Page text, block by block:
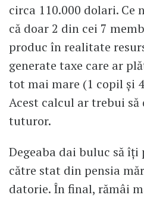
circa 110.000 dolari. Ce
că doar 2 din cei 7
produc în realitate
generate taxe care ar
tot mai mare (1 copil și
Acest calcul ar trebui să
tuturor.
Degeaba dai buluc să
către stat din pensia
datorie. În final, rămâi